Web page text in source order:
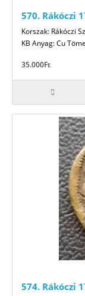
570. Rákóczi
Korszak: Rákóczi
KB Anyag: Cu
35.000Ft
574. Rákóczi